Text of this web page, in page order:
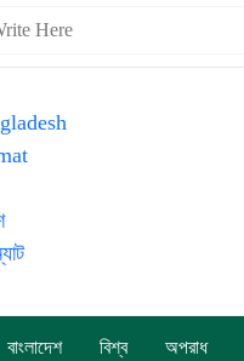
বাংলাদেশ বিশ্ব অপরাধ